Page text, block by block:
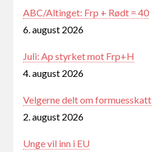
ABC/Altinget: Frp + Rødt = 40
6. august 2026
Juli: Ap styrket mot Frp+H
4. august 2026
Velgerne delt om formuesskatt
2. august 2026
Unge vil inn i EU